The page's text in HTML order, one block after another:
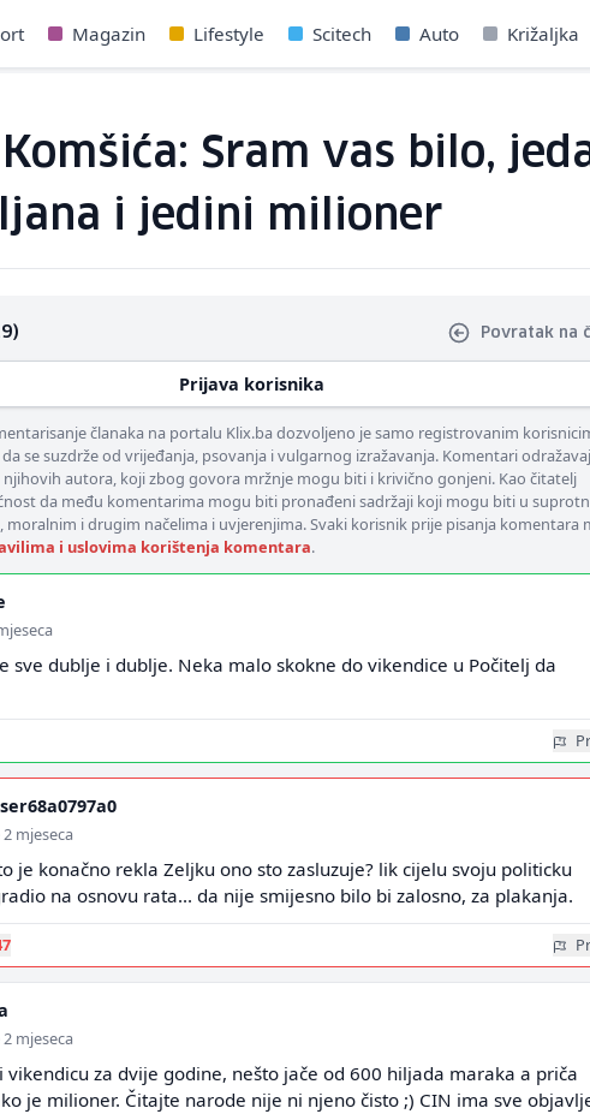
Magazin Lifestyle Scitech Auto Križaljka
Sram vas bilo,
i jedini milioner
Povratak na
Prijava korisnika
članaka na portalu Klix.ba dozvoljeno je samo registrovanim
se suzdrže od vrijeđanja, psovanja i vulgarnog izražavanja. Komentari
autora, koji zbog govora mržnje mogu biti i krivično gonjeni. Kao čitatelj
da među komentarima mogu biti pronađeni sadržaji koji mogu biti u
moralnim i drugim načelima i uvjerenjima. Svaki korisnik prije pisanja komentara
i uslovima korištenja komentara.
sve dublje i dublje. Neka malo skokne do vikendice u Počitelj da
mjeseca
je konačno rekla Zeljku ono sto zasluzuje? lik cijelu svoju politicku
na osnovu rata... da nije smijesno bilo bi zalosno, za plakanja.
mjeseca
vikendicu za dvije godine, nešto jače od 600 hiljada maraka a priča
je milioner. Čitajte narode nije ni njeno čisto ;) CIN ima sve